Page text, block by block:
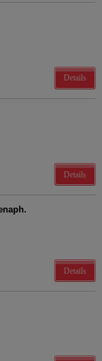
Details
Details
Details